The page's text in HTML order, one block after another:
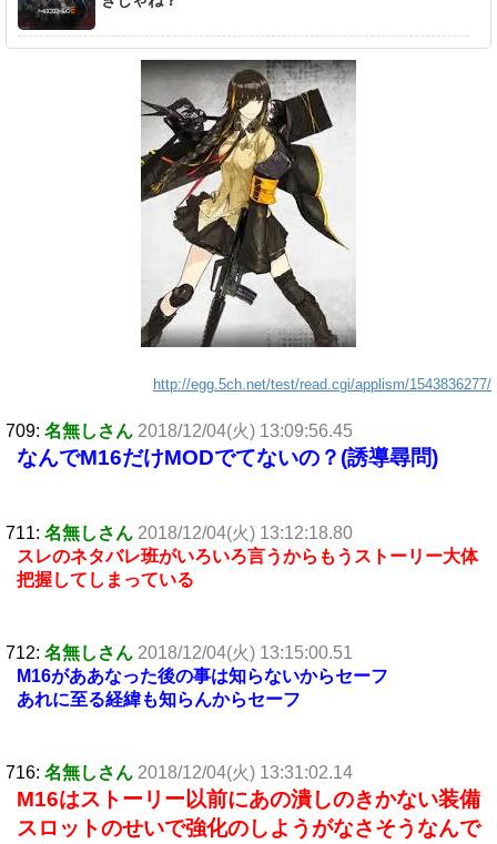
http://egg.5ch.net/test/read.cgi/applism/1543836277/
709: 名無しさん 2018/12/04(火) 13:09:56.45
なんでM16だけMODでてないの？(誘導尋問)
711: 名無しさん 2018/12/04(火) 13:12:18.80
スレのネタバレ班がいろいろ言うからもうストーリー大体
把握してしまっている
712: 名無しさん 2018/12/04(火) 13:15:00.51
M16がああなった後の事は知らないからセーフ
あれに至る経緯も知らんからセーフ
716: 名無しさん 2018/12/04(火) 13:31:02.14
M16はストーリー以前にあの潰しのきかない装備
スロットのせいで強化のしようがなさそうなんで